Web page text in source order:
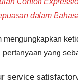
Contoh
dalam
mengungkapkan
pertanyaan yang
service